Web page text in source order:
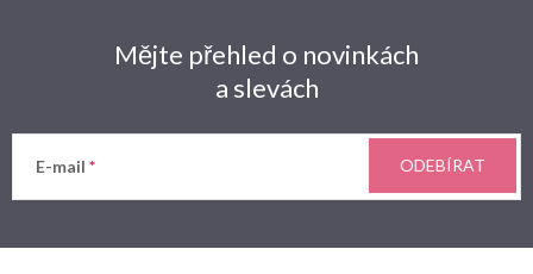
Mějte přehled o novinkách
a slevách
E-mail ODEBÍRAT